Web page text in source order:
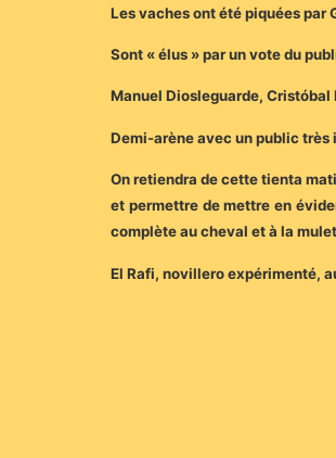
Les vaches ont été piquées par
Sont « élus » par un vote du
Manuel Diosleguarde,
Demi-arène avec un public très
On retiendra de cette tienta
et permettre de mettre en
complète au cheval et à la
El Rafi, novillero expérimenté,